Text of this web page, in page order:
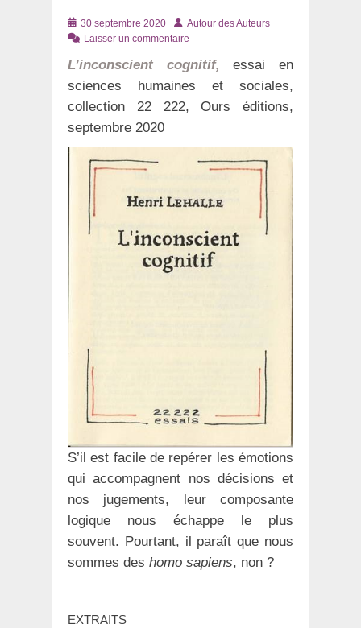
Posté
le
30 septembre 2020 AuteurAutour des Auteurs
Laisser un commentaire
L’inconscient cognitif, essai en
sciences humaines et sociales,
collection 22 222, Ours éditions,
septembre 2020
S’il est facile de repérer les émotions
qui accompagnent nos décisions et
nos jugements, leur composante
logique nous échappe le plus
souvent. Pourtant, il paraît que nous
sommes des homo sapiens, non ?
EXTRAITS